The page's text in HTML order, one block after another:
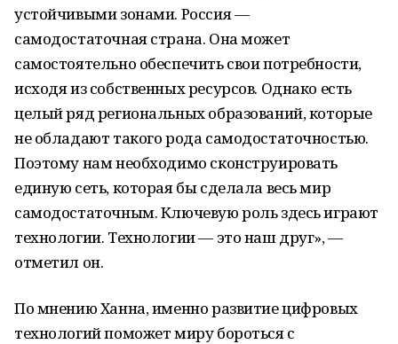
устойчивыми зонами. Россия —
самодостаточная страна. Она может
самостоятельно обеспечить свои потребности,
исходя из собственных ресурсов. Однако есть
целый ряд региональных образований, которые
не обладают такого рода самодостаточностью.
Поэтому нам необходимо сконструировать
единую сеть, которая бы сделала весь мир
самодостаточным. Ключевую роль здесь играют
технологии. Технологии — это наш друг», —
отметил он.
По мнению Ханна, именно развитие цифровых
технологий поможет миру бороться с